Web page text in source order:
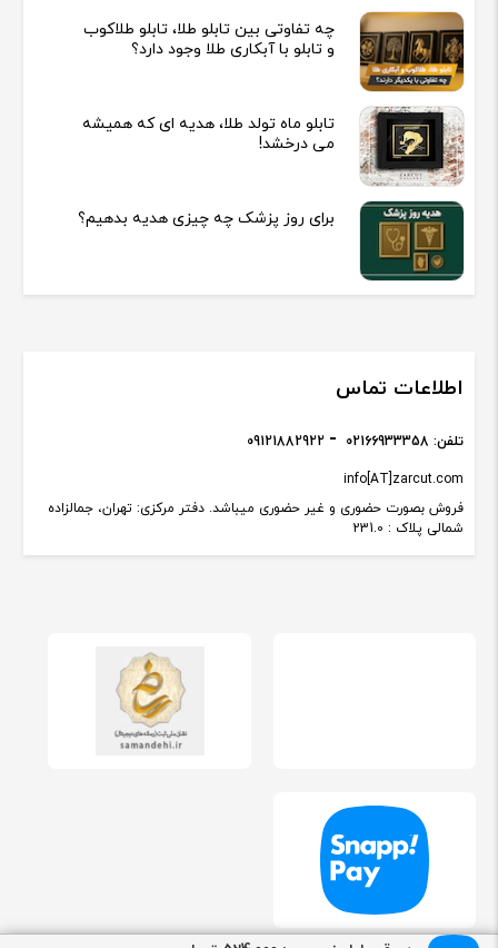
چه تفاوتی بین تابلو طلا، تابلو طلاکوب
و تابلو با آبکاری طلا وجود دارد؟
تابلو ماه تولد طلا، هدیه ای که همیشه
می درخشد!
برای روز پزشک چه چیزی هدیه بدهیم؟
اطلاعات تماس
فروش بصورت حضوری و غیر حضوری میباشد. دفتر مرکزی: تهران، جمالزاده
شمالی پلاک : 231.0
info[AT]zarcut.com
تلفن: 02166933358
09121882922